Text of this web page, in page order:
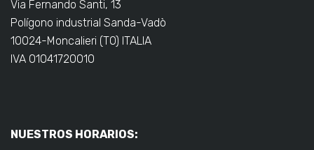
Via Fernando Santi, 13
Polígono industrial Sanda-Vadò
10024-Moncalieri (TO) ITALIA
IVA 01041720010
NUESTROS HORARIOS: